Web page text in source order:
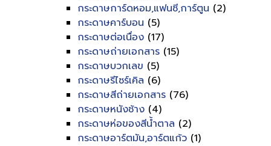
กระดาษการ์ดหอม,แฟนซี,การ์ตูน (2)
กระดาษคาร์บอน (5)
กระดาษต่อเนื่อง (17)
กระดาษถ่ายเอกสาร (15)
กระดาษบวกเลข (5)
กระดาษรีไซร์เคิล (6)
กระดาษสีถ่ายเอกสาร (76)
กระดาษหนังช้าง (4)
กระดาษห่อของสีน้ำตาล (2)
กระดาษอาร์ตมัน,อาร์ตแก้ว (1)